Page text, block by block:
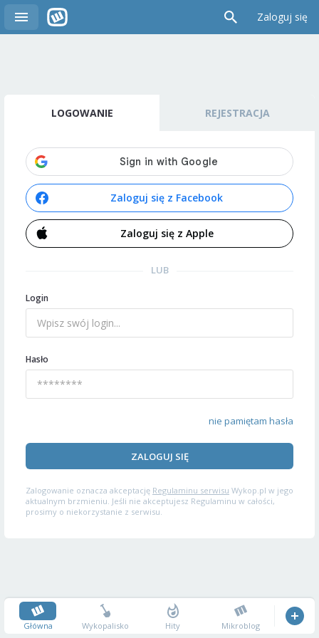
Zaloguj się
LOGOWANIE REJESTRACJA
Zaloguj się z Facebook
Zaloguj się z Apple
LUB
Login
Hasło
nie pamiętam hasła
ZALOGUJ SIĘ
Zalogowanie oznacza akceptację Regulaminu serwisu Wykop.pl w jego
aktualnym brzmieniu. Jeśli nie akceptujesz Regulaminu w całości,
prosimy o niekorzystanie z serwisu.
Główna Wykopalisko Hity Mikroblog